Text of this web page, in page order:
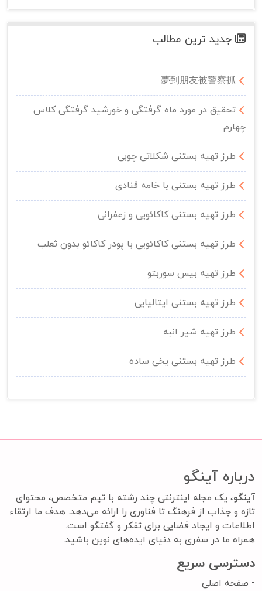
جدید ترین مطالب
夢到朋友被警察抓
تحقیق در مورد ماه گرفتگی و خورشید گرفتگی کلاس
چهارم
طرز تهیه بستنی شکلاتی چوبی
طرز تهیه بستنی با خامه قنادی
طرز تهیه بستنی کاکائویی و زعفرانی
طرز تهیه بستنی کاکائویی با پودر کاکائو بدون ثعلب
طرز تهیه بیس سوربتو
طرز تهیه بستنی ایتالیایی
طرز تهیه شیر انبه
طرز تهیه بستنی یخی ساده
درباره آینگو
آینگو، یک مجله اینترنتی چند رشته با تیم متخصص، محتوای
تازه و جذاب از فرهنگ تا فناوری را ارائه می‌دهد. هدف ما ارتقاء
اطلاعات و ایجاد فضایی برای تفکر و گفتگو است.
همراه ما در سفری به دنیای ایده‌های نوین باشید.
دسترسی سریع
- صفحه اصلی